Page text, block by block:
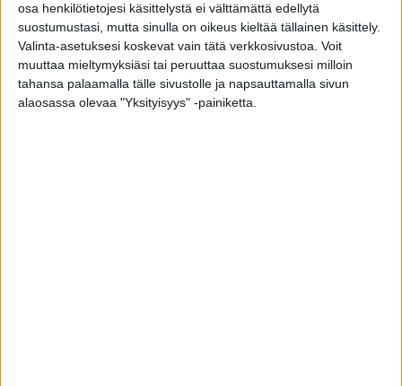
osa henkilötietojesi käsittelystä ei välttämättä edellytä
suostumustasi, mutta sinulla on oikeus kieltää tällainen käsittely.
Valinta-asetuksesi koskevat vain tätä verkkosivustoa. Voit
muuttaa mieltymyksiäsi tai peruuttaa suostumuksesi milloin
tahansa palaamalla tälle sivustolle ja napsauttamalla sivun
alaosassa olevaa "Yksityisyys" -painiketta.
ohjeistaa.
Katso kuva alta.